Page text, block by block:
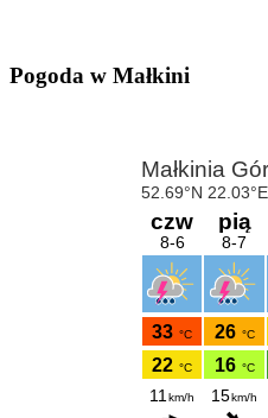
Pogoda w Małkini